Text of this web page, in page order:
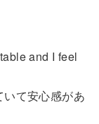
and I feel
いて安心感があ